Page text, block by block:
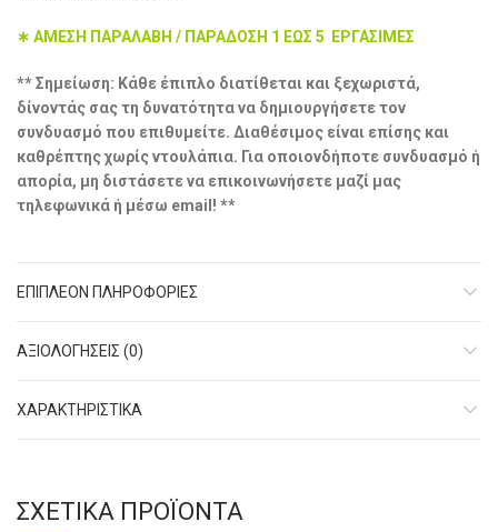
∗ ΑΜΕΣΗ ΠΑΡΑΛΑΒΗ / ΠΑΡΑΔΟΣΗ 1 ΕΩΣ 5 ΕΡΓΑΣΙΜΕΣ
** Σημείωση: Κάθε έπιπλο διατίθεται και ξεχωριστά,
δίνοντάς σας τη δυνατότητα να δημιουργήσετε τον
συνδυασμό που επιθυμείτε. Διαθέσιμος είναι επίσης και
καθρέπτης χωρίς ντουλάπια. Για οποιονδήποτε συνδυασμό ή
απορία, μη διστάσετε να επικοινωνήσετε μαζί μας
τηλεφωνικά ή μέσω email! **
ΕΠΙΠΛΈΟΝ ΠΛΗΡΟΦΟΡΊΕΣ
ΑΞΙΟΛΟΓΉΣΕΙΣ (0)
ΧΑΡΑΚΤHΡΙΣΤΙΚΑ
ΣΧΕΤΙΚΆ ΠΡΟΪΌΝΤΑ